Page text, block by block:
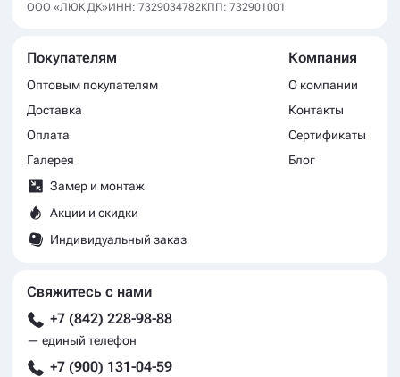
ООО «ЛЮК ДК»ИНН: 7329034782КПП: 732901001
Покупателям
Оптовым покупателям
Доставка
Оплата
Галерея
Замер и монтаж
Акции и скидки
Индивидуальный заказ
Компания
О компании
Контакты
Сертификаты
Блог
Свяжитесь с нами
+7 (842) 228-98-88
— единый телефон
+7 (900) 131-04-59